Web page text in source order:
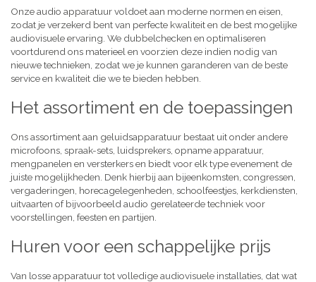
Onze audio apparatuur voldoet aan moderne normen en eisen,
zodat je verzekerd bent van perfecte kwaliteit en de best mogelijke
audiovisuele ervaring. We dubbelchecken en optimaliseren
voortdurend ons materieel en voorzien deze indien nodig van
nieuwe technieken, zodat we je kunnen garanderen van de beste
service en kwaliteit die we te bieden hebben.
Het assortiment en de toepassingen
Ons assortiment aan geluidsapparatuur bestaat uit onder andere
microfoons, spraak-sets, luidsprekers, opname apparatuur,
mengpanelen en versterkers en biedt voor elk type evenement de
juiste mogelijkheden. Denk hierbij aan bijeenkomsten, congressen,
vergaderingen, horecagelegenheden, schoolfeestjes, kerkdiensten,
uitvaarten of bijvoorbeeld audio gerelateerde techniek voor
voorstellingen, feesten en partijen.
Huren voor een schappelijke prijs
Van losse apparatuur tot volledige audiovisuele installaties, dat wat